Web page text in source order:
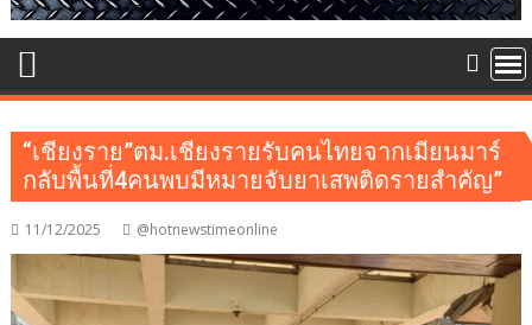
“เชียงราย”ตม.เชียงรายรับคนไทยจากเมียนมาร์
กลับพื้นที่4คนพบมีหมายจับยาเสพติดรายสำคัญ”
11/12/2025 @hotnewstimeonline